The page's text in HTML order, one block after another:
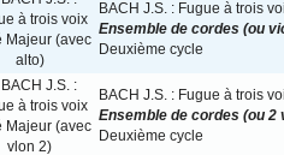
BACH J.S. : Fugue à trois
Ensemble de cordes (ou
Deuxième cycle
BACH J.S. : Fugue à trois
Ensemble de cordes (ou 2
Deuxième cycle